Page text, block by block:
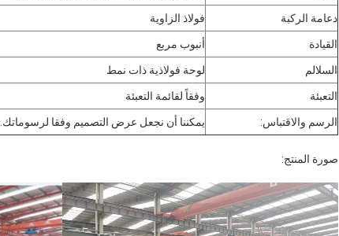
دعامة الركبة فولاذ الزاوية
القيادة أنبوب مربع
السلالم لوحة فولاذية ذات نمط
التعبئة وفقاً لقائمة التعبئة
الرسم والاقتباس: يمكننا أن نجعل عرض التصميم وفقا لرسوماتك.
صورة المنتج: